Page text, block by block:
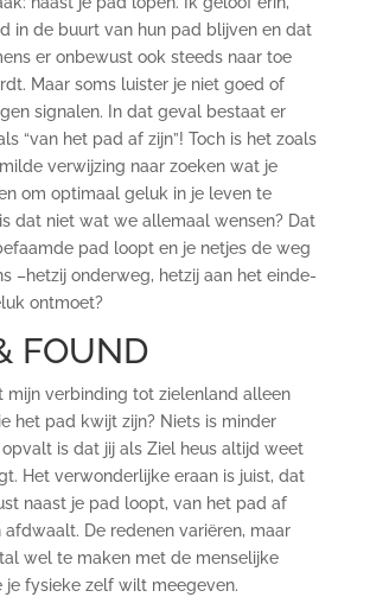
in de buurt van hun pad blijven en dat
er onbewust ook steeds naar toe
Maar soms luister je niet goed of
signalen. In dat geval bestaat er
“van het pad af zijn”! Toch is het zoals
verwijzing naar zoeken wat je
om optimaal geluk in je leven te
dat niet wat we allemaal wensen? Dat
pad loopt en je netjes de weg
–hetzij onderweg, hetzij aan het einde-
ontmoet?
FOUND
mijn verbinding tot zielenland alleen
het pad kwijt zijn? Niets is minder
is dat jij als Ziel heus altijd weet
Het verwonderlijke eraan is juist, dat
naast je pad loopt, van het pad af
De redenen variëren, maar
wel te maken met de menselijke
je fysieke zelf wilt meegeven.